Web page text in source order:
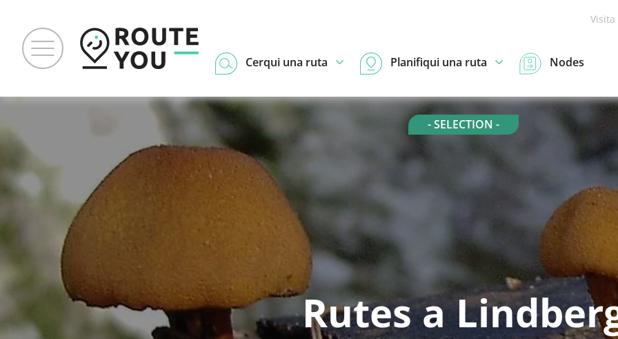
Cerqui una ruta Planifiqui una ruta Nodes
- SELECTION -
Rutes a